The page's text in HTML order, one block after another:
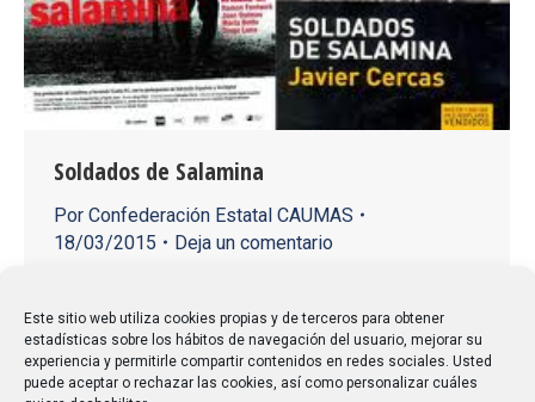
Este sitio web utiliza cookies propias y de terceros para obtener
estadísticas sobre los hábitos de navegación del usuario, mejorar su
experiencia y permitirle compartir contenidos en redes sociales. Usted
puede aceptar o rechazar las cookies, así como personalizar cuáles
Soldados de Salamina
Por Confederación Estatal CAUMAS
18/03/2015
Deja un comentario
uno del los amigos del bosque para documentarse
sobre la historia que da lugar a este libro. Recuerda
que Sánchez Mazas cuando se despidió de los